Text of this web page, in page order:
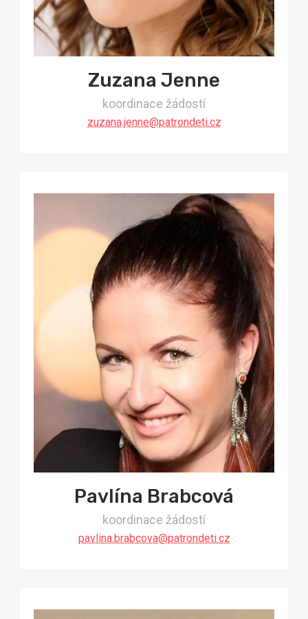
Zuzana Jenne
koordinace žádostí
zuzana.jenne@patrondeti.cz
Pavlína Brabcová
koordinace žádostí
pavlina.brabcova@patrondeti.cz